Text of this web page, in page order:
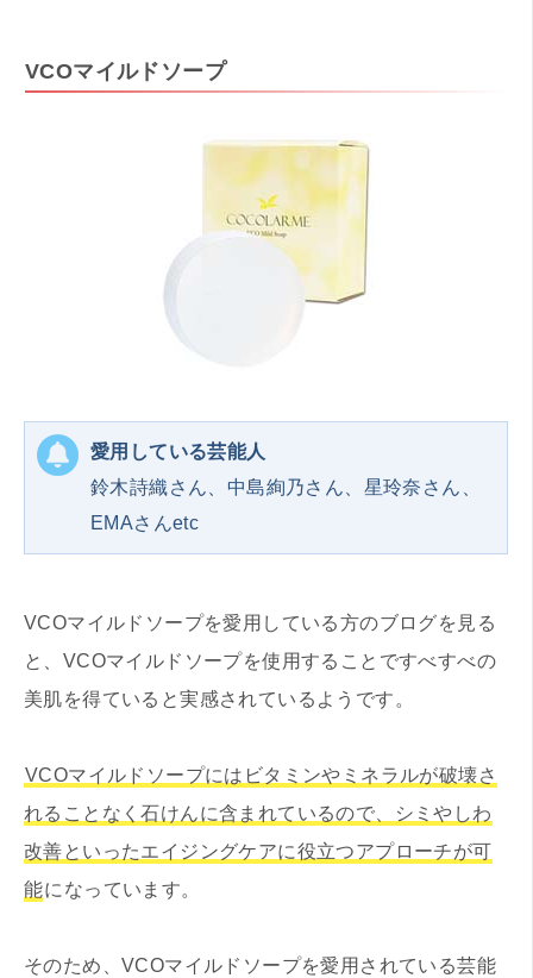
VCOマイルドソープ
愛用している芸能人
鈴木詩織さん、中島絢乃さん、星玲奈さん、
EMAさんetc
VCOマイルドソープを愛用している方のブログを見る
と、VCOマイルドソープを使用することですべすべの
美肌を得ていると実感されているようです。
VCOマイルドソープにはビタミンやミネラルが破壊さ
れることなく石けんに含まれているので、シミやしわ
改善といったエイジングケアに役立つアプローチが可
能になっています。
そのため、VCOマイルドソープを愛用されている芸能